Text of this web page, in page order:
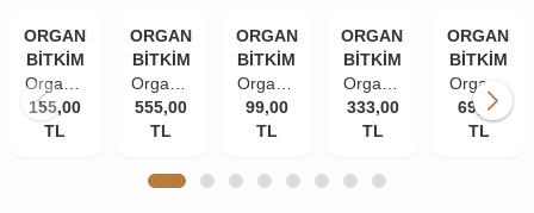
ORGANİK
BİTKİM
Organik
Bitkim
84
155,00
TL
ORGANİK
BİTKİM
Organik
Bitkim
Akgünlük
(Günlük-
555,00
TL
ORGANİK
BİTKİM
Organik
Bitkim
Tane
(İri
99,00
TL
ORGANİK
BİTKİM
Organik
Bitkim
Damla
10 gr
333,00
TL
ORGANİK
BİTKİM
Organik
Bitkim
Zerdeçal
69,00
TL